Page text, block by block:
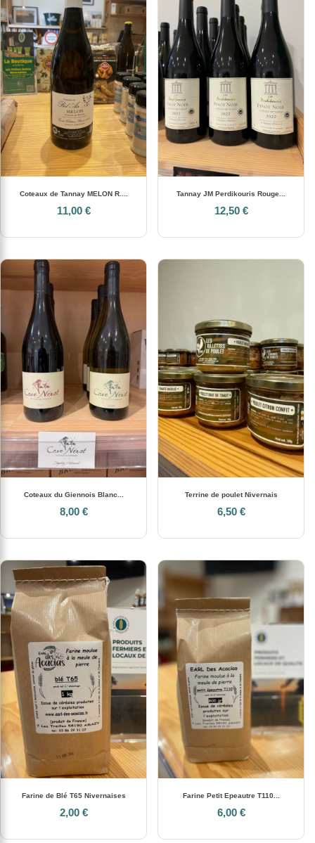
Coteaux de Tannay MELON R....
11,00 €
Tannay JM Perdikouris Rouge...
12,50 €
Coteaux du Giennois Blanc...
8,00 €
Terrine de poulet Nivernais
6,50 €
Farine de Blé T65 Nivernaises
2,00 €
Farine Petit Epeautre T110...
6,00 €